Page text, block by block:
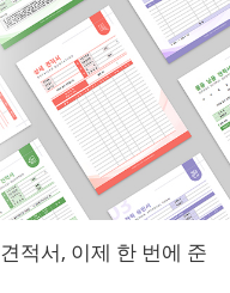
적서, 이제 한 번에 준